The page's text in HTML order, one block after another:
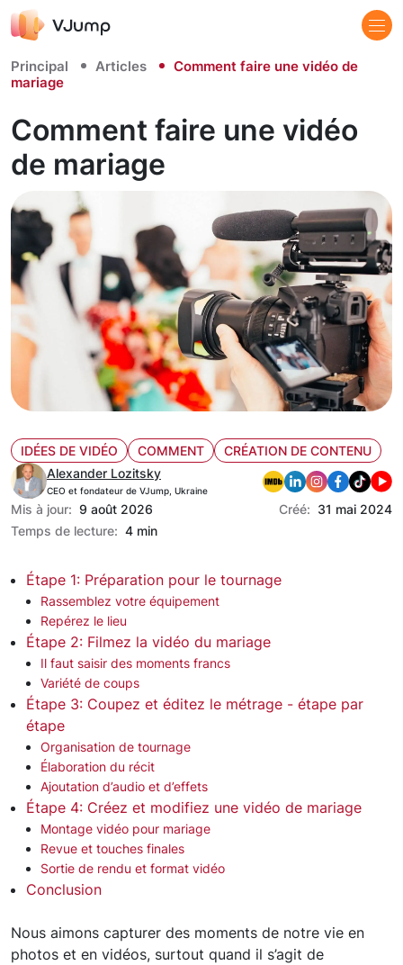
Principal Articles
Comment faire une vidéo de
mariage
Comment faire une vidéo
de mariage
IDÉES DE VIDÉO COMMENT
CRÉATION DE CONTENU
Alexander Lozitsky
CEO et fondateur de VJump, Ukraine
Mis à jour: 9 août 2026 Créé: 31 mai 2024
Temps de lecture: 4 min
Étape 1: Préparation pour le tournage
Rassemblez votre équipement
Repérez le lieu
Étape 2: Filmez la vidéo du mariage
Il faut saisir des moments francs
Variété de coups
Étape 3: Coupez et éditez le métrage - étape par
étape
Organisation de tournage
Élaboration du récit
Ajoutation d’audio et d’effets
Étape 4: Créez et modifiez une vidéo de mariage
Montage vidéo pour mariage
Revue et touches finales
Sortie de rendu et format vidéo
Conclusion
Nous aimons capturer des moments de notre vie en
photos et en vidéos, surtout quand il s’agit de